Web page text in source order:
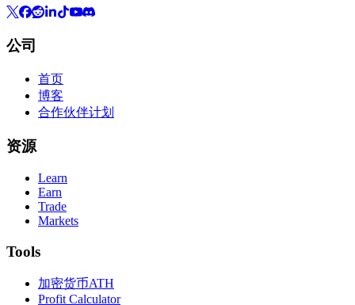
公司
首页
博客
合作伙伴计划
资源
Learn
Earn
Trade
Markets
Tools
加密货币ATH
Profit Calculator